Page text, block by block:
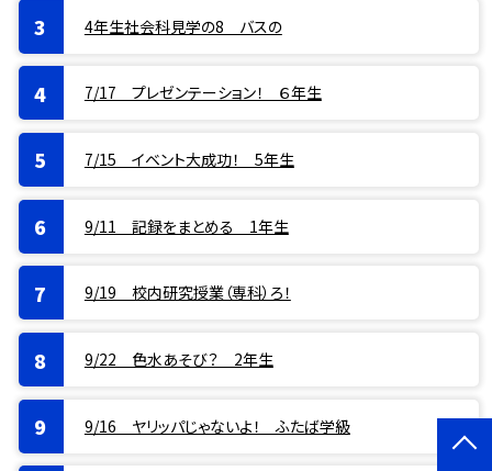
4年生社会科見学の8 バスの
7/17 プレゼンテーション！ ６年生
7/15 イベント大成功！ 5年生
9/11 記録をまとめる 1年生
9/19 校内研究授業（専科）ろ！
9/22 色水あそび？ 2年生
9/16 ヤリッパじゃないよ！ ふたば学級